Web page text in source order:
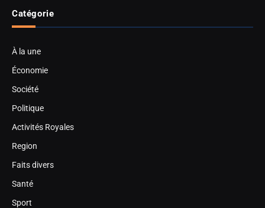
Catégorie
À la une
Économie
Société
Politique
Activités Royales
Region
Faits divers
Santé
Sport